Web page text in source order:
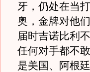
牙，仍处在当
奥，金牌对他
届时吉诺比利
任何对手都不
是美国、阿根